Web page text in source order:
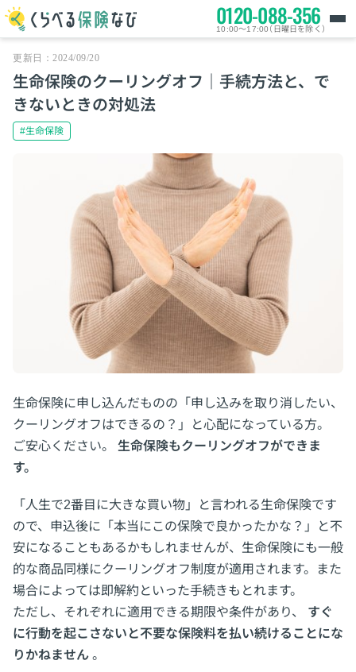
0120-088-356
10:00～17:00（日曜日を除く）
更新日：2024/09/20
生命保険のクーリングオフ｜手続方法と、で
きないときの対処法
#生命保険
生命保険に申し込んだものの「申し込みを取り消したい、
クーリングオフはできるの？」と心配になっている方。
ご安心ください。 生命保険もクーリングオフができま
す。
「人生で2番目に大きな買い物」と言われる生命保険です
ので、申込後に「本当にこの保険で良かったかな？」と不
安になることもあるかもしれませんが、生命保険にも一般
的な商品同様にクーリングオフ制度が適用されます。また
場合によっては即解約といった手続きもとれます。
ただし、それぞれに適用できる期限や条件があり、 すぐ
に行動を起こさないと不要な保険料を払い続けることにな
りかねません 。